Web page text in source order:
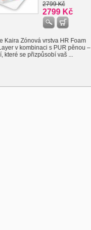
2799 Kč
2799 Kč
Kaira Zónová vrstva HR Foam
v kombinaci s PUR pěnou –
které se přizpůsobí vaš ...